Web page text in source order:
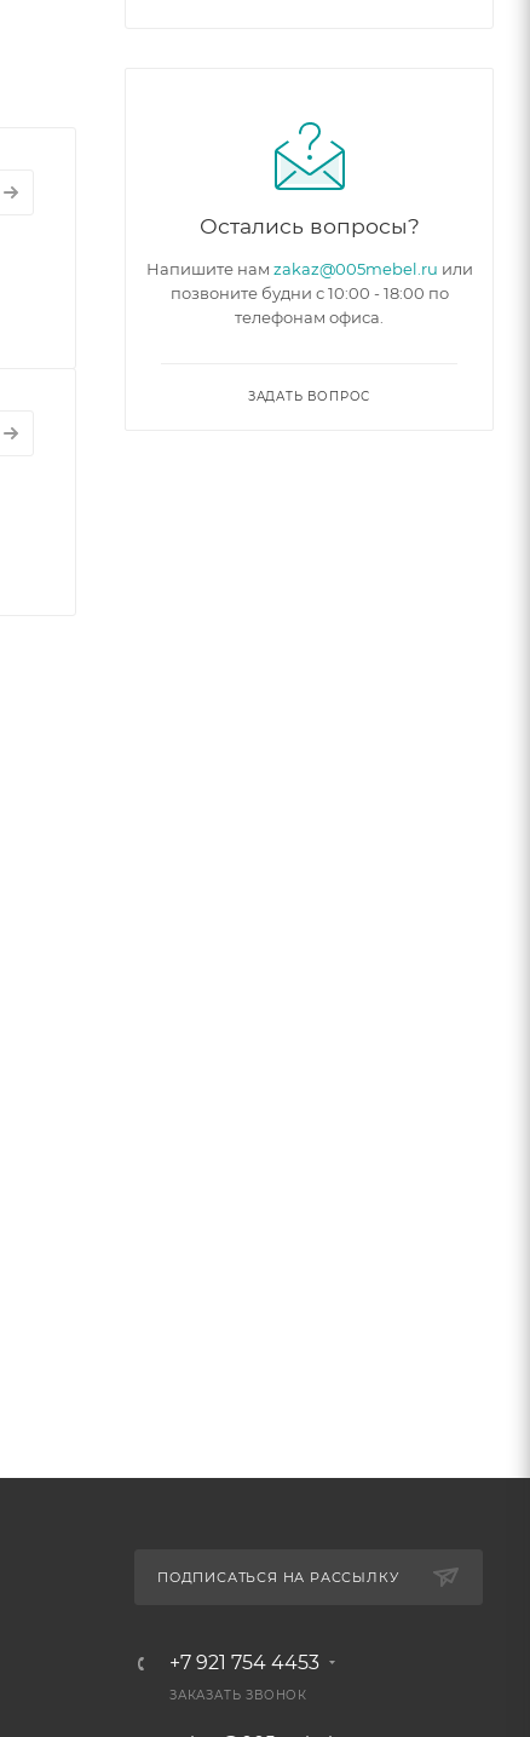
Остались вопросы?
Напишите нам zakaz@005mebel.ru или
позвоните будни с 10:00 - 18:00 по
телефонам офиса.
ЗАДАТЬ ВОПРОС
ПОДПИСАТЬСЯ НА РАССЫЛКУ
+7 921 754 4453
ЗАКАЗАТЬ ЗВОНОК